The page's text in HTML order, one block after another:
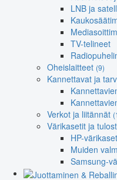
LNB ja
TV-telineet
Oheislaitteet (9)
Kannettavat ja
Verkot ja liitännät
Värikasetit ja
HP-
Muiden
Samsung-